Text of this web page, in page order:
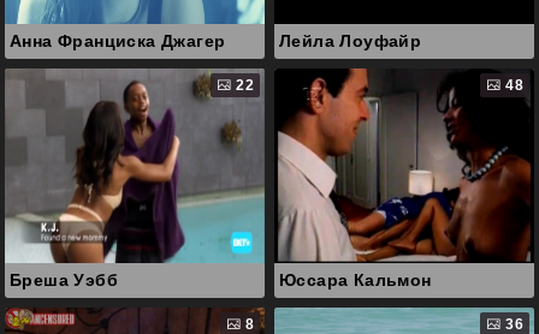
Анна Франциска Джагер Лейла Лоуфайр
22
Бреша Уэбб
48
Юссара Кальмон
8 36